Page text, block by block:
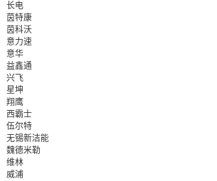
长电
茵特康
茵科沃
意力速
意华
益鑫通
兴飞
星坤
翔鹰
西霸士
伍尔特
无锡新洁能
魏德米勒
维林
威浦